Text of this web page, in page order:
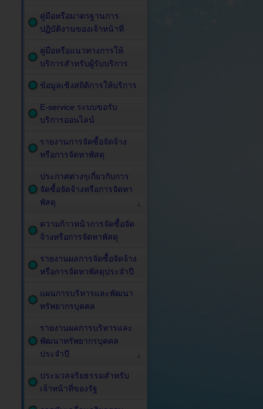
คู่มือหรือมาตรฐานการ
ปฏิบัติงานของเจ้าหน้าที่
คู่มือหรือแนวทางการให้
บริการสำหรับผู้รับบริการ
ข้อมูลเชิงสถิติการให้บริการ
E-service ระบบขอรับ
บริการออนไลน์
รายงานการจัดซื้อจัดจ้าง
หรือการจัดหาพัสดุ
ประกาศต่างๆเกี่ยวกับการ
จัดซื้อจัดจ้างหรือการจัดหา
พัสดุ
ความก้าวหน้าการจัดซื้อจัด
จ้างหรือการจัดหาพัสดุ
รายงานผลการจัดซื้อจัดจ้าง
หรือการจัดหาพัสดุประจำปี
แผนการบริหารและพัฒนา
ทรัพยากรบุคคล
รายงานผลการบริหารและ
พัฒนาทรัพยากรบุคคล
ประจำปี
ประมวลจริยธรรมสำหรับ
เจ้าหน้าที่ของรัฐ